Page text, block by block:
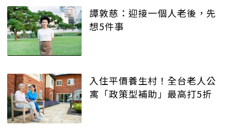
譚敦慈：迎接一個人老後，先
想5件事
入住平價養生村！全台老人公
寓「政策型補助」最高打5折